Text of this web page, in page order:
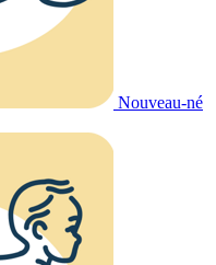
Nouveau-né